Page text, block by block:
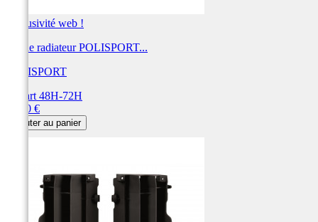
Exclusivité web !
Cache radiateur POLISPORT...
POLISPORT
Départ 48H-72H
31,00 €
Ajouter au panier